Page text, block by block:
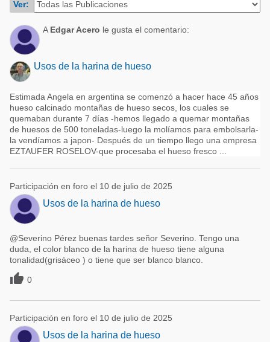
Acuacultura
Micotoxinas
Avicultura
Porcicultura
Lechería
Balanceados - Piensos
Comunidades en portugués
Micotoxinas
Avicultura
Porcicultura
Ganadería
Lechería
Ver:
A Edgar Acero le gusta el comentario:
Usos de la harina de hueso
Estimada Angela en argentina se comenzó a hacer hace 45 años
hueso calcinado montañas de hueso secos, los cuales se
quemaban durante 7 días -hemos llegado a quemar montañas
de huesos de 500 toneladas-luego la molíamos para embolsarla-
la vendíamos a japon- Después de un tiempo llego una empresa
EZTAUFER ROSELOV-que procesaba el hueso fresco ...
Participación en foro el 10 de julio de 2025
Usos de la harina de hueso
@Severino Pérez buenas tardes señor Severino. Tengo una
duda, el color blanco de la harina de hueso tiene alguna
tonalidad(grisáceo ) o tiene que ser blanco blanco.
 0
Participación en foro el 10 de julio de 2025
Usos de la harina de hueso